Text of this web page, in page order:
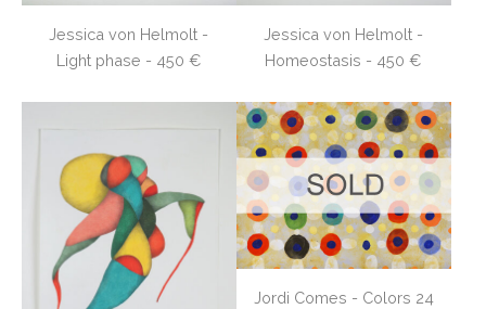
Jessica von Helmolt -
Light phase - 450 €
Jessica von Helmolt -
Homeostasis - 450 €
Jordi Comes - Colors 24